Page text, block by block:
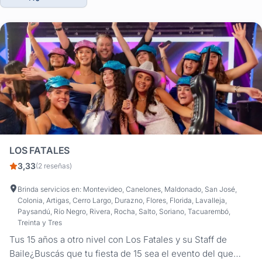
LOS FATALES
3,33(2 reseñas)
Brinda servicios en: Montevideo, Canelones, Maldonado, San José,
Colonia, Artigas, Cerro Largo, Durazno, Flores, Florida, Lavalleja,
Paysandú, Río Negro, Rivera, Rocha, Salto, Soriano, Tacuarembó,
Treinta y Tres
Tus 15 años a otro nivel con Los Fatales y su Staff de
Baile¿Buscás que tu fiesta de 15 sea el evento del que